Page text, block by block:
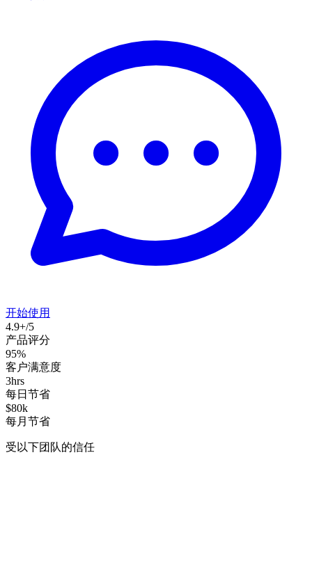
开始使用
4.9+/5
产品评分
95%
客户满意度
3hrs
每日节省
$80k
每月节省
受以下团队的信任